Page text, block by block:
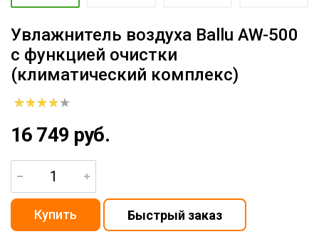
Увлажнитель воздуха Ballu AW-500
с функцией очистки
(климатический комплекс)
16 749 руб.